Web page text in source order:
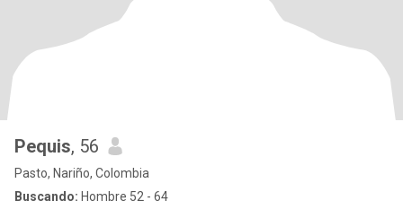
Pequis, 56
Pasto, Nariño, Colombia
Buscando: Hombre 52 - 64